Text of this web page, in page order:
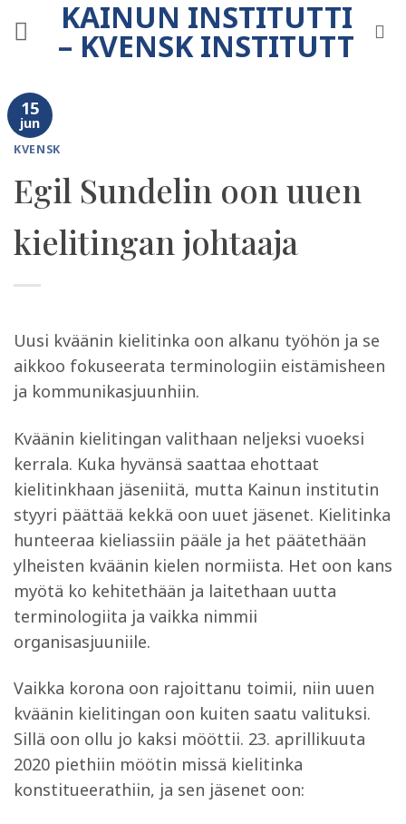
to
KAINUN INSTITUTTI
– KVENSK INSTITUTT
15
jun
KVENSK
Egil Sundelin oon uuen
kielitingan johtaaja
Uusi kväänin kielitinka oon alkanu työhön ja se
aikkoo fokuseerata terminologiin eistämisheen
ja kommunikasjuunhiin.
Kväänin kielitingan valithaan neljeksi vuoeksi
kerrala. Kuka hyvänsä saattaa ehottaat
kielitinkhaan jäseniitä, mutta Kainun institutin
styyri päättää kekkä oon uuet jäsenet. Kielitinka
hunteeraa kieliassiin pääle ja het päätethään
ylheisten kväänin kielen normiista. Het oon kans
myötä ko kehitethään ja laitethaan uutta
terminologiita ja vaikka nimmii
organisasjuuniile.
Vaikka korona oon rajoittanu toimii, niin uuen
kväänin kielitingan oon kuiten saatu valituksi.
Sillä oon ollu jo kaksi mööttii. 23. aprillikuuta
2020 piethiin möötin missä kielitinka
konstitueerathiin, ja sen jäsenet oon: